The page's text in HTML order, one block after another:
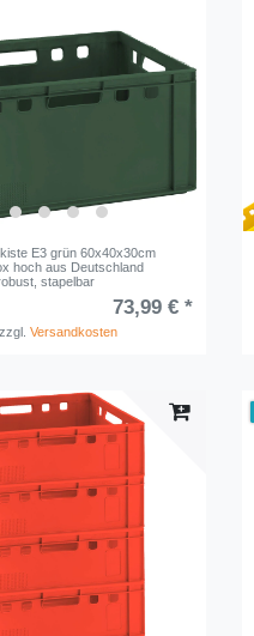
E3 grün 60x40x30cm
hoch aus Deutschland
stapelbar
73,99 € *
zzgl.Versandkosten